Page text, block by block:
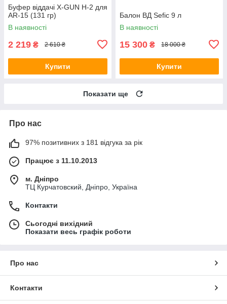
Буфер віддачі X-GUN H-2 для
AR-15 (131 гр)
В наявності
2 219 ₴ 2 610 ₴
Купити
Балон ВД Sefic 9 л
В наявності
15 300 ₴ 18 000 ₴
Купити
Показати ще
Про нас
97% позитивних з 181 відгука за рік
Працює з 11.10.2013
м. Дніпро
ТЦ Курчатовский, Дніпро, Україна
Контакти
Сьогодні вихідний
Показати весь графік роботи
Про нас
Контакти